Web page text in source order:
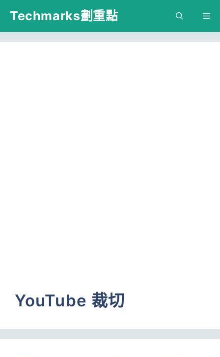
跳
主
Techmarks劃重點
YouTube 裁切